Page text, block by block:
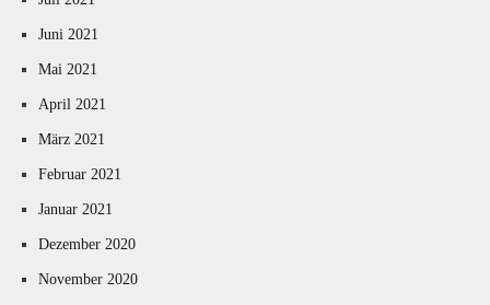
Juni 2021
Mai 2021
April 2021
März 2021
Februar 2021
Januar 2021
Dezember 2020
November 2020